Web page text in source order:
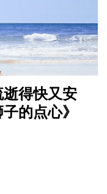
逝得快又安
的点心》